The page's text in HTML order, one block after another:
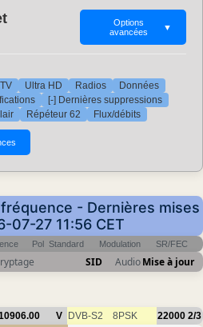
Options
avancées
▼
Ultra HD Radios
Données
[-] Dernières suppressions
Répéteur 62 Flux/débits
- Dernières mises
07-27 11:56 CET
Pol Standard Modulation SR/FEC
SID AudioMise à jour
V DVB-S2 8PSK 22000 2/3